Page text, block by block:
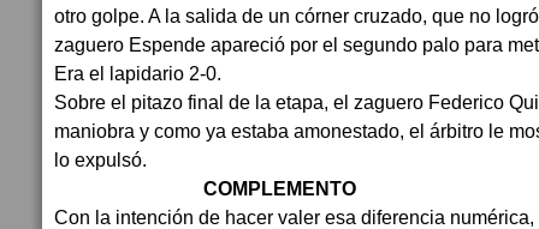
otro golpe. A la salida de un córner cruzado, que no
zaguero Espende apareció por el segundo palo para
Era el lapidario 2-0.
Sobre el pitazo final de la etapa, el zaguero Federico
maniobra y como ya estaba amonestado, el árbitro le
lo expulsó.
COMPLEMENTO
Con la intención de hacer valer esa diferencia